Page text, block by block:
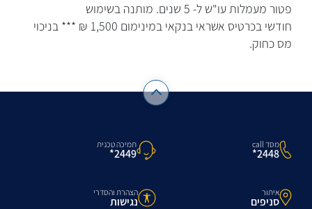
פטור מעמלות עו"ש ל- 5 שנים. מותנה בשימוש
חודשי בכרטיס אשראי בנקאי במינימום 1,500 ₪ *** בניכוי
מס כחוק.
מסד call
2448*
תמיכה טכנית
2449*
איתור
סניפים
הצהרת והסדרי
נגישות